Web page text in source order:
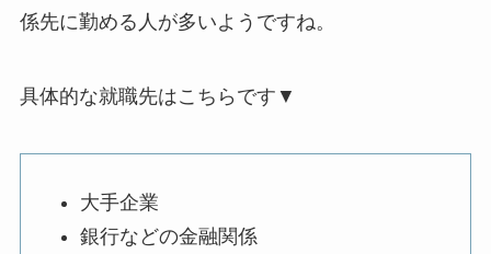
係先に勤める人が多いようですね。
具体的な就職先はこちらです▼
大手企業
銀行などの金融関係